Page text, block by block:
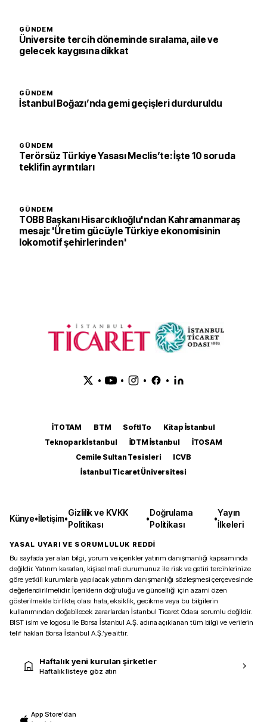
GÜNDEM
Üniversite tercih döneminde sıralama, aile ve
gelecek kaygısına dikkat
GÜNDEM
İstanbul Boğazı’nda gemi geçişleri durduruldu
GÜNDEM
Terörsüz Türkiye Yasası Meclis’te: İşte 10 soruda
teklifin ayrıntıları
GÜNDEM
TOBB Başkanı Hisarcıklıoğlu'ndan Kahramanmaraş
mesajı: 'Üretim gücüyle Türkiye ekonomisinin
lokomotif şehirlerinden'
• • • •
İTOTAM BTM SoftITo
Kitap İstanbul
Teknopark İstanbul
İDTM İstanbul
İTOSAM
Cemile Sultan Tesisleri
ICVB
İstanbul Ticaret Üniversitesi
Künye•İletişim•
Gizlilik ve KVKK
Politikası
•
Doğrulama
Politikası
•
Yayın
İlkeleri
YASAL UYARI VE SORUMLULUK REDDİ
Bu sayfada yer alan bilgi, yorum ve içerikler yatırım danışmanlığı kapsamında
değildir. Yatırım kararları, kişisel mali durumunuz ile risk ve getiri tercihlerinize
göre yetkili kurumlarla yapılacak yatırım danışmanlığı sözleşmesi çerçevesinde
değerlendirilmelidir. İçeriklerin doğruluğu ve güncelliği için azami özen
gösterilmekle birlikte, olası hata, eksiklik, gecikme veya bu bilgilerin
kullanımından doğabilecek zararlardan İstanbul Ticaret Odası sorumlu değildir.
BIST isim ve logosu ile Borsa İstanbul A.Ş. adına açıklanan tüm bilgi ve verilerin
telif hakları Borsa İstanbul A.Ş.’ye aittir.
Haftalık yeni kurulan şirketler
Haftalık listeye göz atın
App Store'dan